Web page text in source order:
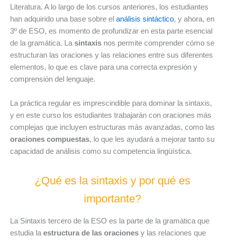
Literatura. A lo largo de los cursos anteriores, los estudiantes
han adquirido una base sobre el análisis sintáctico, y ahora, en
3º de ESO, es momento de profundizar en esta parte esencial
de la gramática. Lasintaxis nos permite comprender cómo se
estructuran las oraciones y las relaciones entre sus diferentes
elementos, lo que es clave para una correcta expresión y
comprensión del lenguaje.
La práctica regular es imprescindible para dominar la sintaxis,
y en este curso los estudiantes trabajarán con oraciones más
complejas que incluyen estructuras más avanzadas, como las
oraciones compuestas, lo que les ayudará a mejorar tanto su
capacidad de análisis como su competencia lingüística.
¿Qué es la sintaxis y por qué es
importante?
La Sintaxis tercero de la ESO es la parte de la gramática que
estudia laestructura de las oraciones y las relaciones que